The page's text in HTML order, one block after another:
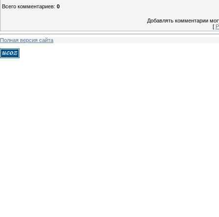
Всего комментариев: 0
Добавлять комментарии
[
Полная версия сайта